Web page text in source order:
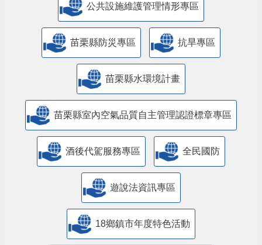
​公共設施維護管理情形專區
苗栗縣防災專區 抗旱專區
苗栗縣水環境計畫
苗栗縣室內空氣品質自主管理認證標章專區
酒後代駕服務專區 全民國防
遊說法資訊專區
18鄉鎮市年度特色活動